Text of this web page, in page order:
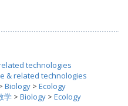
technologies
& related technologies
Biology > Ecology
学 > Biology > Ecology